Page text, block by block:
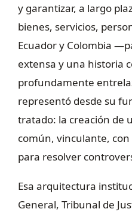
y garantizar, a largo
bienes, servicios,
Ecuador y Colombia
extensa y una historia
profundamente
representó desde su
tratado: la creación de
común, vinculante,
para resolver
Esa arquitectura
General, Tribunal de